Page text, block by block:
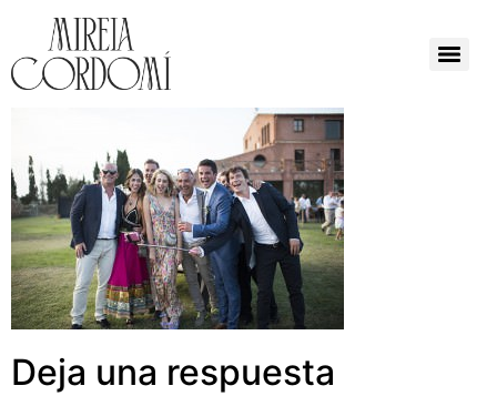
Deja una respuesta